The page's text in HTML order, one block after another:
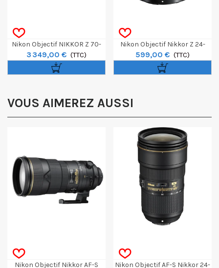
Nikon Objectif NIKKOR Z 70-
200mm F/2.8 VR S II
3 349,00 € (TTC)
Nikon Objectif Nikkor Z 24-
105mm F/4-7.1
599,00 € (TTC)
VOUS AIMEREZ AUSSI
Nikon Objectif Nikkor AF-S
Nikon Objectif AF-S Nikkor 24-